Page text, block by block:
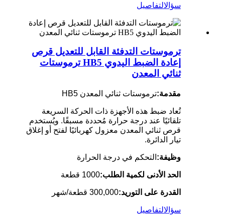
سؤالالتفاصيل
ترموستات التدفئة القابل للتعديل قرص
إعادة الضبط اليدوي HB5 ترموستات
ثنائي المعدن
مقدمة:ترموستات ثنائي المعدن HB5
تُعاد ضبط هذه الأجهزة ذات الحركة السريعة
تلقائيًا عند درجة حرارة مُحددة مسبقًا. ويُستخدم
قرص ثنائي المعدن معزول كهربائيًا لفتح أو إغلاق
تيار الدائرة.
وظيفة: التحكم في درجة الحرارة
الحد الأدنى لكمية الطلب:1000 قطعة
القدرة على التوريد:300,000 قطعة/شهر
سؤالالتفاصيل